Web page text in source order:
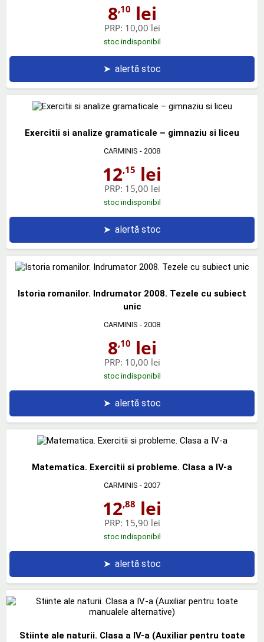
8,10 lei
PRP: 10,00 lei
stoc indisponibil
➤ alertă stoc
Exercitii si analize gramaticale – gimnaziu si liceu
CARMINIS - 2008
12,15 lei
PRP: 15,00 lei
stoc indisponibil
➤ alertă stoc
Istoria romanilor. Indrumator 2008. Tezele cu subiect
unic
CARMINIS - 2008
8,10 lei
PRP: 10,00 lei
stoc indisponibil
➤ alertă stoc
Matematica. Exercitii si probleme. Clasa a IV-a
CARMINIS - 2007
12,88 lei
PRP: 15,90 lei
stoc indisponibil
➤ alertă stoc
Stiinte ale naturii. Clasa a IV-a (Auxiliar pentru toate